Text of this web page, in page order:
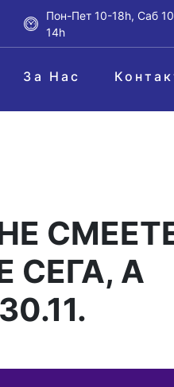
Пон-Пет 10-18h, Саб
14h
За Нас
НЕ
СЕГА, А